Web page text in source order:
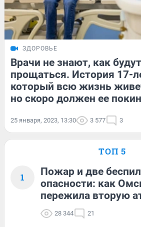
ЗДОРОВЬЕ
Врачи не знают, как
прощаться. История 17-
который всю жизнь
но скоро должен ее
25 января, 2023, 13:30 3 577 3
ТОП 5
1
Пожар и две
опасности: как
пережила вторую
28 344 21